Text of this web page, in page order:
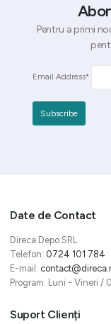
Pentru a primi
Email Address*
Date de Contact
Direca Depo SRL
Telefon: 0724 101 784
E-mail:
Program: Luni - Vineri
Suport Clienți